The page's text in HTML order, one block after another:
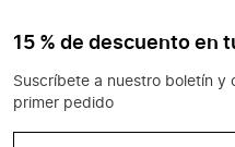
15 % de descuento en
Suscríbete a nuestro boletín y
primer pedido